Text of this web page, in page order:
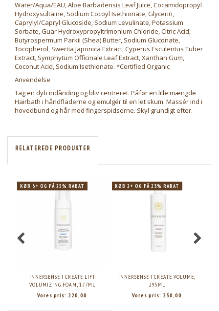
Water/Aqua/EAU, Aloe Barbadensis Leaf Juice, Cocamidopropyl
Hydroxysultaine, Sodium Cocoyl Isethionate, Glycerin,
Caprylyl/Capryl Glucoside, Sodium Levulinate, Potassium
Sorbate, Guar Hydroxypropyltrimonium Chloride, Citric Acid,
Butyrospermum Parkii (Shea) Butter, Sodium Gluconate,
Tocopherol, Swertia Japonica Extract, Cyperus Esculentus Tuber
Extract, Symphytum Officinale Leaf Extract, Xanthan Gum,
Coconut Acid, Sodium Isethionate. *Certified Organic
Anvendelse
Tag en dyb indånding og bliv centreret. Påfør en lille mængde
Hairbath i håndfladerne og emulgér til en let skum. Massér ind i
hovedbund og hår med fingerspidserne. Skyl grundigt efter.
RELATEREDE PRODUKTER
KØB 3+ OG FÅ 25% RABAT
INNERSENSE I CREATE LIFT
VOLUMIZING FOAM, 177ML
Vores pris: 220,00
KØB 2+ OG FÅ 23% RABAT
INNERSENSE I CREATE VOLUME,
295ML
Vores pris: 230,00